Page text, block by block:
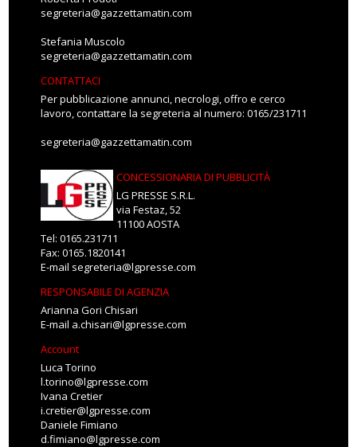
segreteria@gazzettamatin.com
Stefania Muscolo
segreteria@gazzettamatin.com
CONTATTACI
Per pubblicazione annunci, necrologi, offro e cerco
lavoro, contattare la segreteria al numero: 0165/231711
segreteria@gazzettamatin.com
CONCESSIONARIA DI PUBBLICITÀ
LG PRESSE S.R.L.
via Festaz, 52
11100 AOSTA
Tel: 0165.231711
Fax: 0165.1820141
E-mail segreteria@lgpresse.com
RESPONSABILE DI AGENZIA
Arianna Gori Chisari
E-mail a.chisari@lgpresse.com
Account
Luca Torino
l.torino@lgpresse.com
Ivana Cretier
i.cretier@lgpresse.com
Daniele Fimiano
d.fimiano@lgpresse.com